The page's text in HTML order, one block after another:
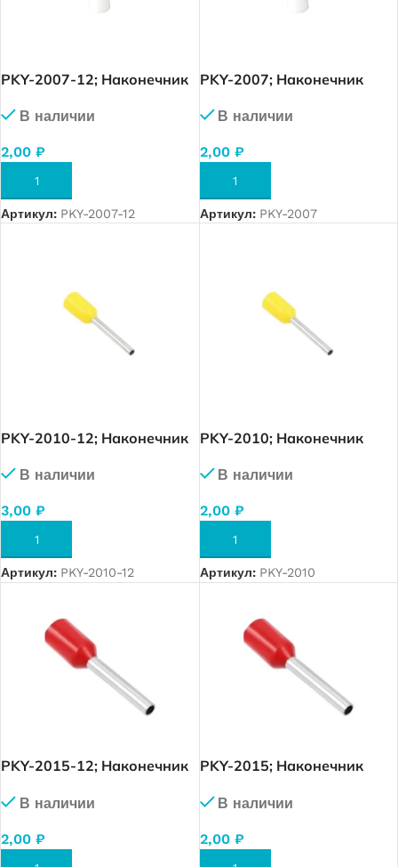
PKY-2007-12; Наконечник
кв. (белый), упак. 1 000 шт.
В наличии
2,00 ₽
В КОРЗИНУ
Артикул: PKY-2007-12
PKY-2007; Наконечник
кв. (белый), упак. 1 000 шт.
В наличии
2,00 ₽
В КОРЗИНУ
Артикул: PKY-2007
PKY-2010-12; Наконечник
(желтый), упак. 1 000 шт.
В наличии
3,00 ₽
В КОРЗИНУ
Артикул: PKY-2010-12
PKY-2010; Наконечник
(желтый), упак. 1 000 шт.
В наличии
2,00 ₽
В КОРЗИНУ
Артикул: PKY-2010
PKY-2015-12; Наконечник
(красный), упак. 500 шт.
В наличии
2,00 ₽
PKY-2015; Наконечник
(красный), упак. 1 000 шт.
В наличии
2,00 ₽